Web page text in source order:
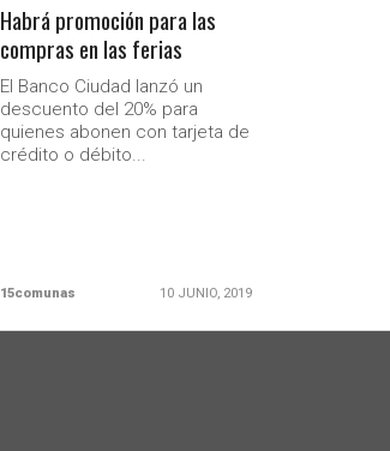
Habrá promoción para las
compras en las ferias
El Banco Ciudad lanzó un
descuento del 20% para
quienes abonen con tarjeta de
crédito o débito...
15comunas 10 JUNIO, 2019